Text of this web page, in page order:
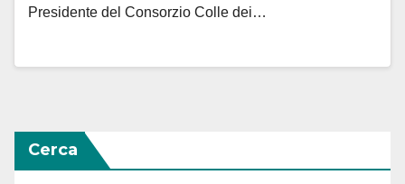
Presidente del Consorzio Colle dei…
Cerca